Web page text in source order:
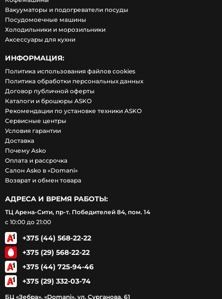
Вакууматоры и подогреватели посуды
Посудомоечные машины
Холодильники и морозильники
Аксессуары для кухни
ИНФОРМАЦИЯ:
Политика использования файлов cookies
Политика обработки персональных данных
Договор публичной оферты
Каталоги и брошюры ASKO
Рекомендации по установке техники ASKO
Сервисные центры
Условия гарантии
Доставка
Почему Asko
Оплата и рассрочка
Салон Asko в «Domani»
Возврат и обмен товара
АДРЕСА И ВРЕМЯ РАБОТЫ:
ТЦ Арена-Сити, пр-т. Победителей 84, пом. 14
с 10:00 до 21:00
+375 (44) 568-22-22
+375 (29) 568-22-22
+375 (44) 725-94-46
+375 (29) 332-03-74
БЦ «Зебра», «Domani», ул. Сурганова, 61